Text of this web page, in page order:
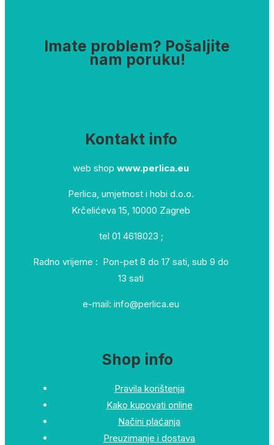
Imate problem? Pošaljite
nam poruku!
Kontakt info
web shop www.perlica.eu
Perlica, umjetnost i hobi d.o.o.
Krčelićeva 15, 10000 Zagreb
tel 01 4618023 ;
Radno vrijeme : Pon-pet 8 do 17 sati, sub 9 do
13 sati
e-mail: info@perlica.eu
Shop info
Pravila korištenja
Kako kupovati online
Načini plaćanja
Preuzimanje i dostava